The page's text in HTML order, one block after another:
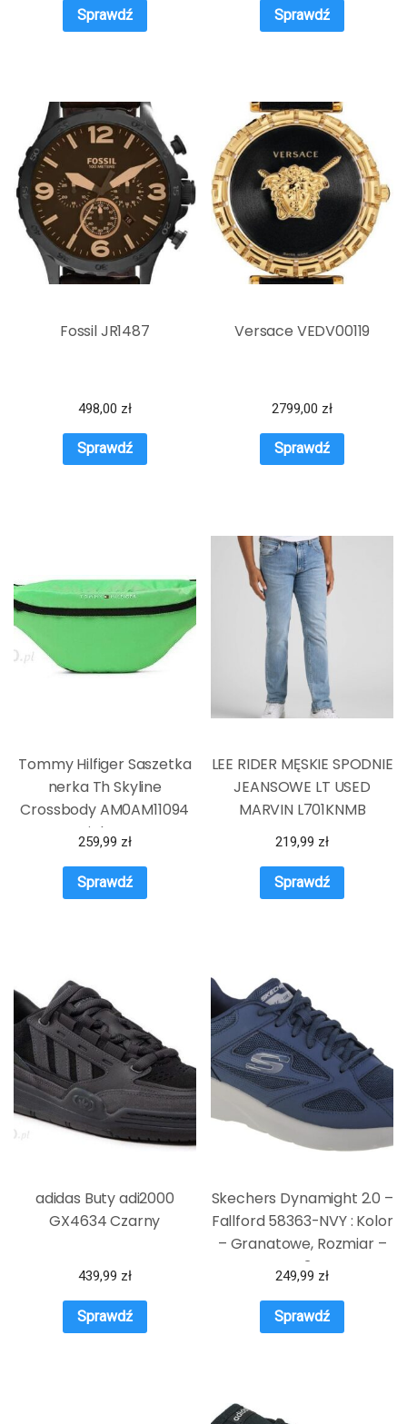
Sprawdź Sprawdź
Fossil JR1487
498,00 zł
Sprawdź
Versace VEDV00119
2799,00 zł
Sprawdź
Tommy Hilfiger Saszetka
nerka Th Skyline
Crossbody AM0AM11094
Zielony
259,99 zł
Sprawdź
LEE RIDER MĘSKIE SPODNIE
JEANSOWE LT USED
MARVIN L701KNMB
219,99 zł
Sprawdź
adidas Buty adi2000
GX4634 Czarny
439,99 zł
Sprawdź
Skechers Dynamight 2.0 –
Fallford 58363-NVY : Kolor
– Granatowe, Rozmiar –
43
249,99 zł
Sprawdź